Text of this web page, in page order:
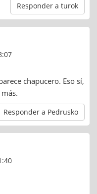
Responder a turok
chapucero. Eso sí,
Responder a Pedrusko